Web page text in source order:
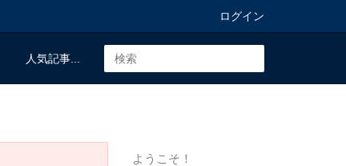
ログイン
人気記事...
ようこそ！